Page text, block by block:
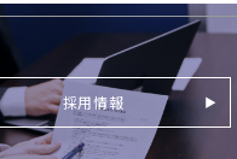
採用情報